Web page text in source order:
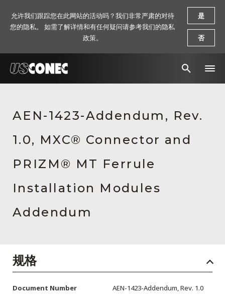
解决方案
产品
资源
关于我们
合作伙伴
AEN-1423-Addendum, Rev.
1.0, MXC® Connector and
PRIZM® MT Ferrule
Installation Modules
Addendum
规格
Document Number AEN-1423-Addendum, Rev. 1.0
允许我们跟踪您在此网站的活动吗？我们非常严肃的对待
您的隐私。 如需了解详情和有任何疑问请参考我们的隐私
政策。
是
否